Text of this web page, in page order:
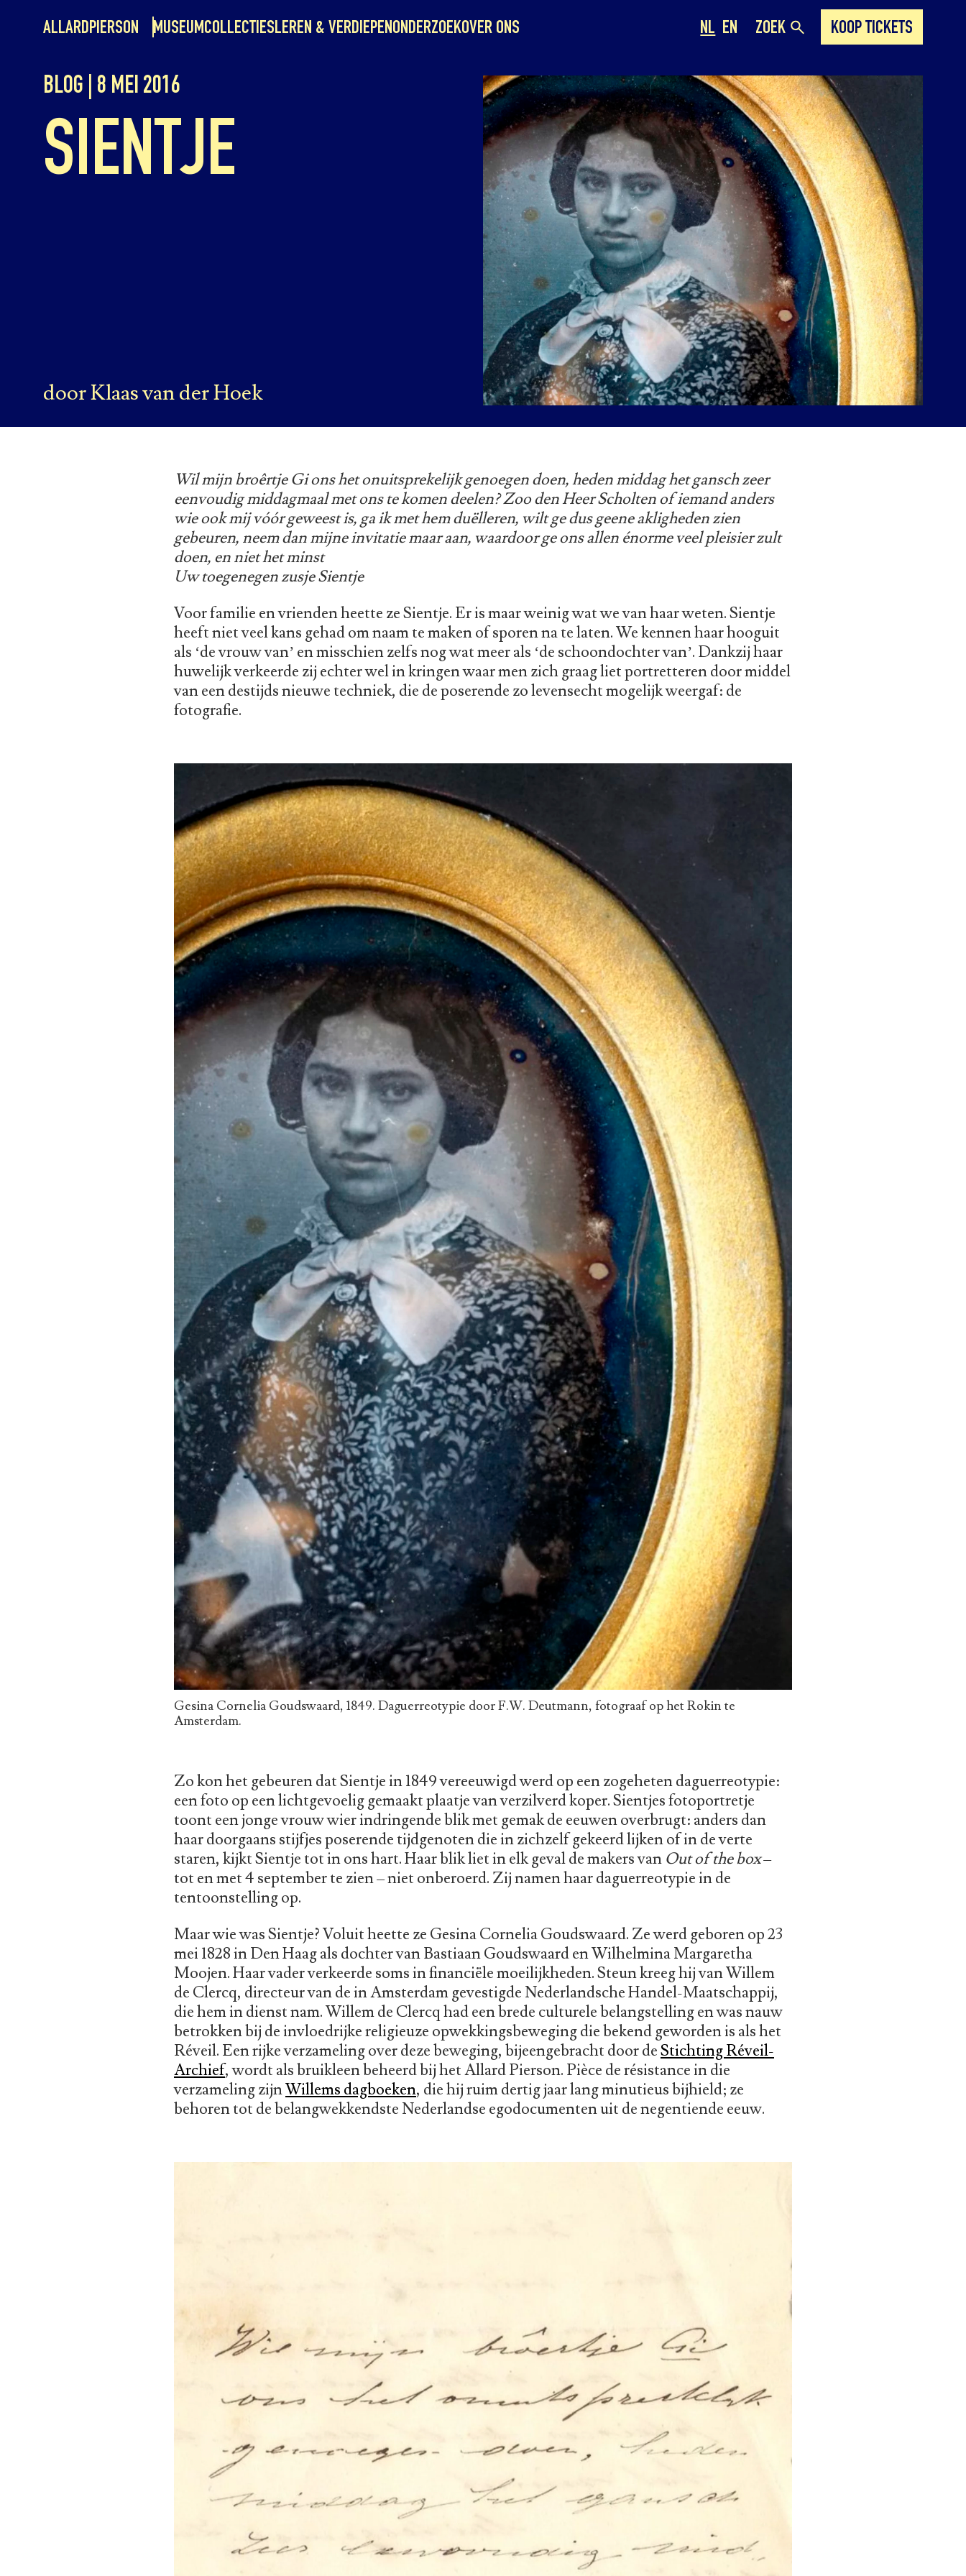
ALLARDPIERSON MUSEUMCOLLECTIESLEREN & VERDIEPENONDERZOEKOVER ONS NL EN ZOEK KOOP TICKETS
BLOG | 8 MEI 2016
SIENTJE
door Klaas van der Hoek
Wil mijn broêrtje Gi ons het onuitsprekelijk genoegen doen, heden middag het gansch zeer
eenvoudig middagmaal met ons te komen deelen? Zoo den Heer Scholten of iemand anders
wie ook mij vóór geweest is, ga ik met hem duëlleren, wilt ge dus geene akligheden zien
gebeuren, neem dan mijne invitatie maar aan, waardoor ge ons allen énorme veel pleisier zult
doen, en niet het minst
Uw toegenegen zusje Sientje
Voor familie en vrienden heette ze Sientje. Er is maar weinig wat we van haar weten. Sientje
heeft niet veel kans gehad om naam te maken of sporen na te laten. We kennen haar hooguit
als ‘de vrouw van’ en misschien zelfs nog wat meer als ‘de schoondochter van’. Dankzij haar
huwelijk verkeerde zij echter wel in kringen waar men zich graag liet portretteren door middel
van een destijds nieuwe techniek, die de poserende zo levensecht mogelijk weergaf: de
fotografie.
Gesina Cornelia Goudswaard, 1849. Daguerreotypie door F.W. Deutmann, fotograaf op het Rokin te
Amsterdam.
Zo kon het gebeuren dat Sientje in 1849 vereeuwigd werd op een zogeheten daguerreotypie:
een foto op een lichtgevoelig gemaakt plaatje van verzilverd koper. Sientjes fotoportretje
toont een jonge vrouw wier indringende blik met gemak de eeuwen overbrugt: anders dan
haar doorgaans stijfjes poserende tijdgenoten die in zichzelf gekeerd lijken of in de verte
staren, kijkt Sientje tot in ons hart. Haar blik liet in elk geval de makers van Out of the box–
tot en met 4 september te zien – niet onberoerd. Zij namen haar daguerreotypie in de
tentoonstelling op.
Maar wie was Sientje? Voluit heette ze Gesina Cornelia Goudswaard. Ze werd geboren op 23
mei 1828 in Den Haag als dochter van Bastiaan Goudswaard en Wilhelmina Margaretha
Moojen. Haar vader verkeerde soms in financiële moeilijkheden. Steun kreeg hij van Willem
de Clercq, directeur van de in Amsterdam gevestigde Nederlandsche Handel-Maatschappij,
die hem in dienst nam. Willem de Clercq had een brede culturele belangstelling en was nauw
betrokken bij de invloedrijke religieuze opwekkingsbeweging die bekend geworden is als het
Réveil. Een rijke verzameling over deze beweging, bijeengebracht door deStichting Réveil-
Archief, wordt als bruikleen beheerd bij het Allard Pierson. Pièce de résistance in die
verzameling zijnWillems dagboeken, die hij ruim dertig jaar lang minutieus bijhield; ze
behoren tot de belangwekkendste Nederlandse egodocumenten uit de negentiende eeuw.